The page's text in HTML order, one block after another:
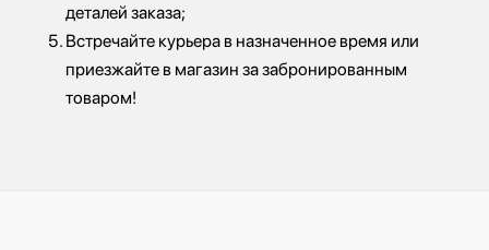
деталей заказа;
Встречайте курьера в назначенное время или
приезжайте в магазин за забронированным
товаром!